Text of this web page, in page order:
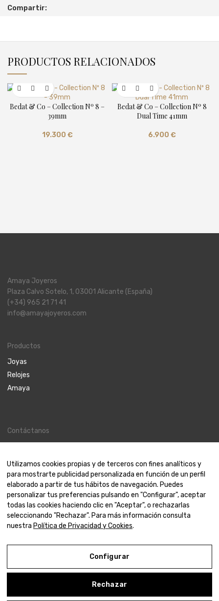
Compartir:
PRODUCTOS RELACIONADOS
Bedat & Co – Collection Nº 8 –
39mm
19.300 €
Bedat & Co – Collection Nº 8
Dual Time 41mm
6.900 €
Amaya Joyeros
Plaza Calvo Sotelo, 1, 03001 Alicante (España)
(+34) 965 21 71 41
info@amayajoyeros.com
Productos
Joyas
Relojes
Amaya
Contáctanos
Nosotros
© 2000-2024 Amaya Joyeros
Utilizamos cookies propias y de terceros con fines analíticos y
para mostrarte publicidad personalizada en función de un perfil
elaborado a partir de tus hábitos de navegación. Puedes
personalizar tus preferencias pulsando en "Configurar", aceptar
todas las cookies haciendo clic en "Aceptar", o rechazarlas
seleccionando "Rechazar". Para más información consulta
nuestra Política de Privacidad y Cookies.
Configurar
Rechazar
Política de Privacidad y Cookies
Condiciones de compra